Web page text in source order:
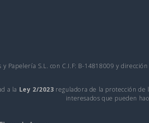
y Papelería S.L. con C.I.F: B-14818009 y
a la Ley 2/2023 reguladora de la protección de
interesados que pueden